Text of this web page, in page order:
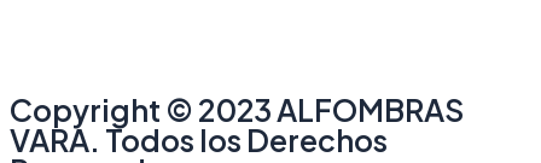
Copyright © 2023 ALFOMBRAS
VARA. Todos los Derechos